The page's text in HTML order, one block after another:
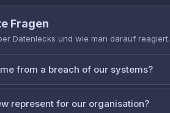
Fragen
Datenlecks und wie man darauf reagiert.
from a breach of our systems?
represent for our organisation?